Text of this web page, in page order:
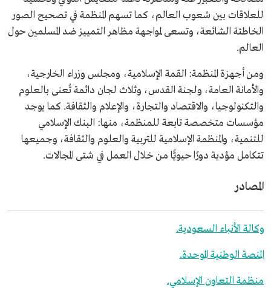
للعلاقات بين شعوب العالم، كما تسهم المنظمة في تصحيح الصور
الخاطئة الشائعة، وتسعى لمواجهة مظاهر التمييز ضد المسلمين حول
العالم.
ومن أجهزة المنظمة: القمة الإسلامية، ومجلس وزراء الخارجية،
والأمانة العامة، ولجنة القدس، وثلاث لجان دائمة تُعنى بالعلوم
والتكنولوجيا، والاقتصاد والتجارة، والإعلام والثقافة. كما يوجد
مؤسسات متخصصة تابعة للمنظمة، منها: البنك الإسلامي
للتنمية، والمنظمة الإسلامية للتربية والعلوم والثقافة، وجميعها
تتكامل مؤدية دورًا حيويًّا من خلال العمل في شتى المجالات.
المصادر
وكالة الأنباء السعودية.
المنصة الوطنية الموحدة.
منظمة التعاون الإسلامي.